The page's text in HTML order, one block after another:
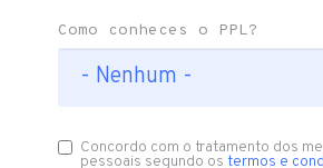
Como conheces o PPL?
Concordo com o tratamento dos
pessoais segundo ostermos e